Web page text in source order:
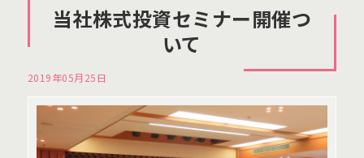
当社株式投資セミナー開催つ
いて
2019年05月25日